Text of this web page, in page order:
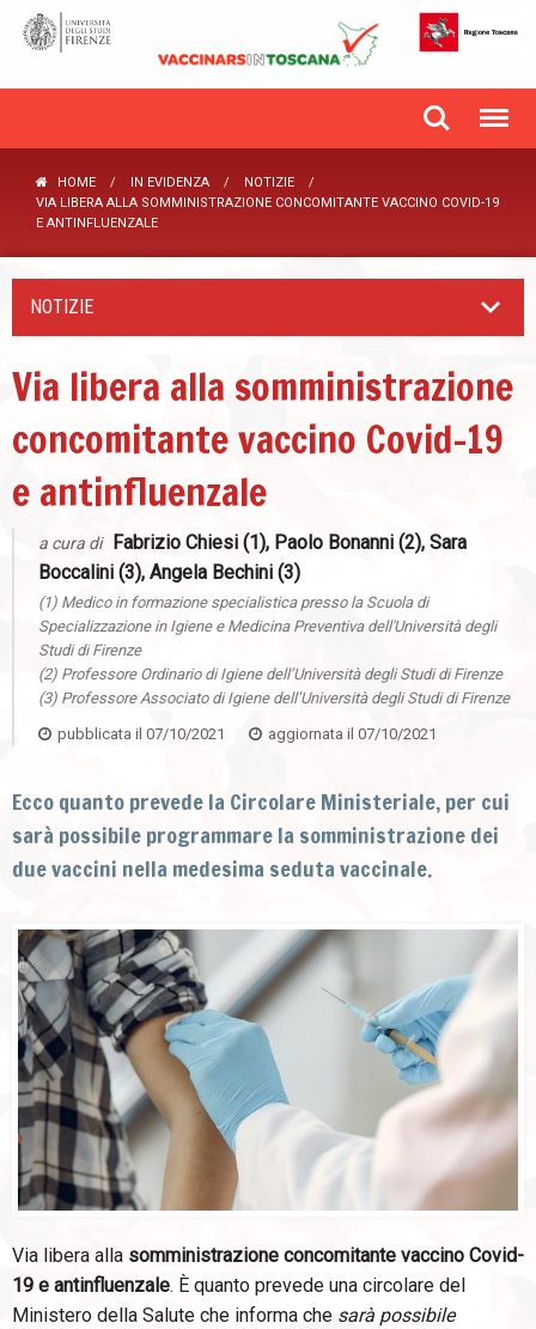
HOME IN EVIDENZA
NOTIZIE
VIA LIBERA ALLA SOMMINISTRAZIONE CONCOMITANTE VACCINO COVID-19
E ANTINFLUENZALE
NOTIZIE
Via libera alla somministrazione
concomitante vaccino Covid-19
e antinfluenzale
a cura di
Fabrizio Chiesi (1), Paolo Bonanni (2), Sara
Boccalini (3), Angela Bechini (3)
(1) Medico in formazione specialistica presso la Scuola di
Specializzazione in Igiene e Medicina Preventiva dell'Università degli
Studi di Firenze
(2) Professore Ordinario di Igiene dell’Università degli Studi di Firenze
(3) Professore Associato di Igiene dell’Università degli Studi di Firenze
pubblicata il 07/10/2021 aggiornata il 07/10/2021
Ecco quanto prevede la Circolare Ministeriale, per cui
sarà possibile programmare la somministrazione dei
due vaccini nella medesima seduta vaccinale.
Via libera alla somministrazione concomitante vaccino Covid-
19 e antinfluenzale. È quanto prevede una circolare del
Ministero della Salute che informa che sarà possibile